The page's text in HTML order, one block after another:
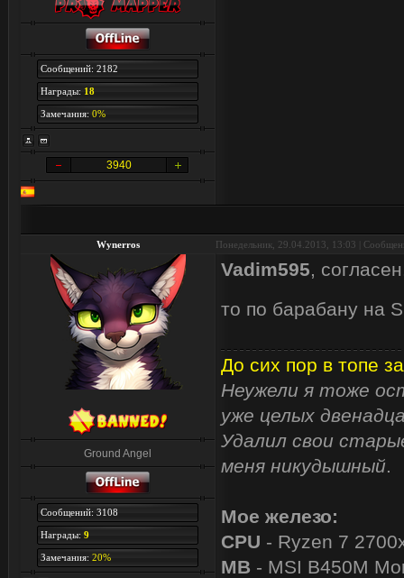
Сообщений: 2182
Награды: 18
Замечания: 0%
3940
Wynerros Понедельник, 29.04.2013, 13:03 |
Ground Angel
Сообщений: 3108
Награды: 9
Замечания: 20%
Vadim595,
то по барабану на
До сих пор в топе
Неужели я тоже
уже целых
Удалил свои
меня никудышный.
Мое железо:
CPU - Ryzen 7
MB - MSI B450M